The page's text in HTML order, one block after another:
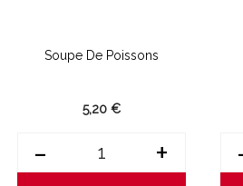
Soupe De Poissons
5,20 €
- +